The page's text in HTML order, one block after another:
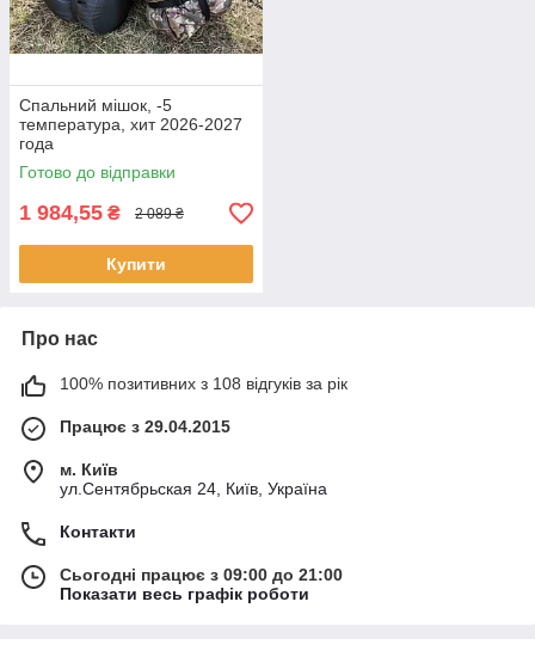
Спальний мішок, -5
температура, хит 2026-2027
года
Готово до відправки
1 984,55 ₴ 2 089 ₴
Купити
Про нас
100% позитивних з 108 відгуків за рік
Працює з 29.04.2015
м. Київ
ул.Сентябрьская 24, Київ, Україна
Контакти
Сьогодні працює з 09:00 до 21:00
Показати весь графік роботи